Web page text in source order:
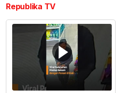
Republika TV